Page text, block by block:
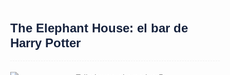
The Elephant House: el bar de
Harry Potter